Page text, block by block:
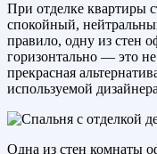
При отделке квартиры
спокойный,
правило, одну из стен
горизонтально — это
прекрасная
используемой
Одна из стен комнаты